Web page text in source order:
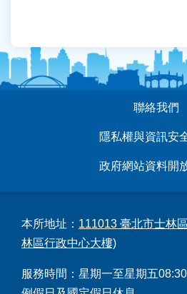
聯絡我們
隱私權與資訊安
政府網站資料開
本所地址： 111013 臺北市士林
林區行政中心大樓)
服務時間：星期一至星期五